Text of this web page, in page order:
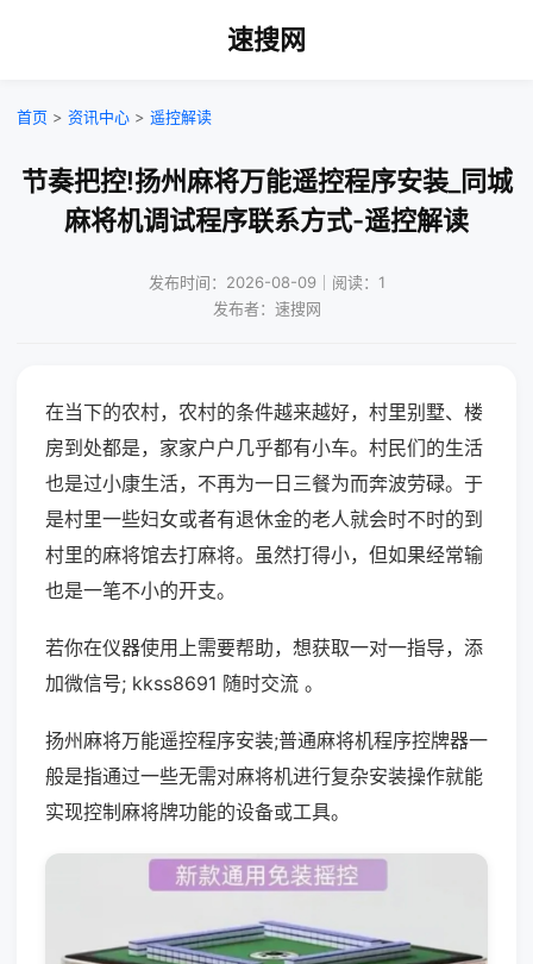
速搜网
首页 > 资讯中心 > 遥控解读
节奏把控!扬州麻将万能遥控程序安装_同城
麻将机调试程序联系方式-遥控解读
发布时间：2026-08-09｜阅读：1
发布者：速搜网
在当下的农村，农村的条件越来越好，村里别墅、楼
房到处都是，家家户户几乎都有小车。村民们的生活
也是过小康生活，不再为一日三餐为而奔波劳碌。于
是村里一些妇女或者有退休金的老人就会时不时的到
村里的麻将馆去打麻将。虽然打得小，但如果经常输
也是一笔不小的开支。
若你在仪器使用上需要帮助，想获取一对一指导，添
加微信号; kkss8691 随时交流 。
扬州麻将万能遥控程序安装;普通麻将机程序控牌器一
般是指通过一些无需对麻将机进行复杂安装操作就能
实现控制麻将牌功能的设备或工具。